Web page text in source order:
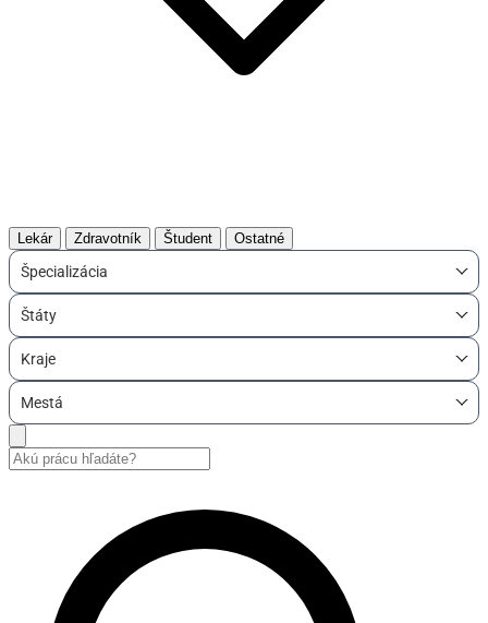
Lekár Zdravotník Študent Ostatné
Špecializácia
Štáty
Kraje
Mestá